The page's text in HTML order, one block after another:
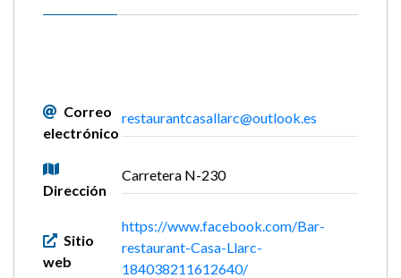
Correo
electrónico
restaurantcasallarc@outlook.es
Dirección
Carretera N-230
Sitio
web
https://www.facebook.com/Bar-
restaurant-Casa-Llarc-
184038211612640/